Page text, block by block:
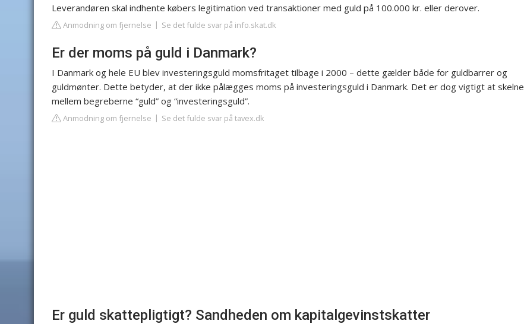
Leverandøren skal indhente købers legitimation ved transaktioner med guld på 100.000 kr. eller derover.
Anmodning om fjernelse Se det fulde svar på info.skat.dk
Er der moms på guld i Danmark?
I Danmark og hele EU blev investeringsguld momsfritaget tilbage i 2000 – dette gælder både for guldbarrer og
guldmønter. Dette betyder, at der ikke pålægges moms på investeringsguld i Danmark. Det er dog vigtigt at skelne
mellem begreberne “guld” og “investeringsguld”.
Anmodning om fjernelse Se det fulde svar på tavex.dk
Er guld skattepligtigt? Sandheden om kapitalgevinstskatter